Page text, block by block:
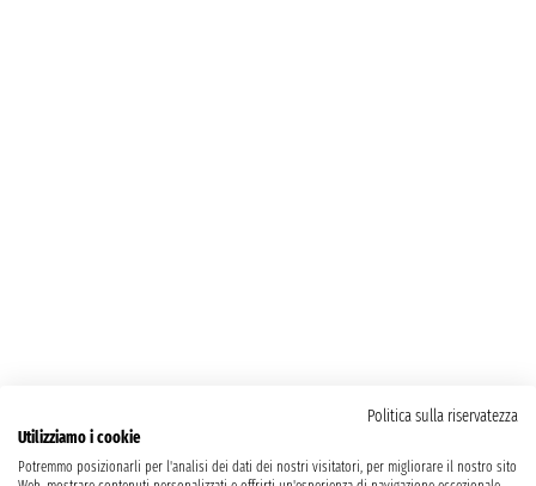
Politica sulla riservatezza
Utilizziamo i cookie
Potremmo posizionarli per l'analisi dei dati dei nostri visitatori, per migliorare il nostro sito